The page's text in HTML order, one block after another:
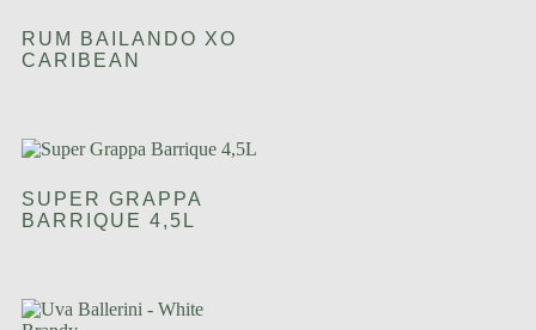
RUM BAILANDO XO
CARIBEAN
SUPER GRAPPA
BARRIQUE 4,5L